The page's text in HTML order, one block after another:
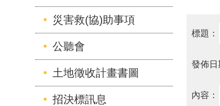
災害救(協)助事項
公聽會
土地徵收計畫書圖
招決標訊息
標題：
發佈日
內容：